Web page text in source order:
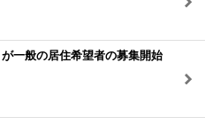
一般の居住希望者の募集開始